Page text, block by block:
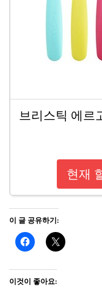
브리스틱 에르
현재
이 글 공유하기:
이것이 좋아요: